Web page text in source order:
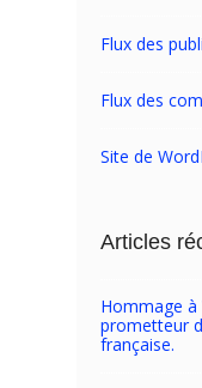
Flux des
Flux des
Site de
Articles
Hommage
prometteur
française.